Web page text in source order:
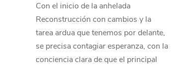
Con el inicio de la anhelada
Reconstrucción con cambios y la
tarea ardua que tenemos por delante,
se precisa contagiar esperanza, con la
conciencia clara de que el principal